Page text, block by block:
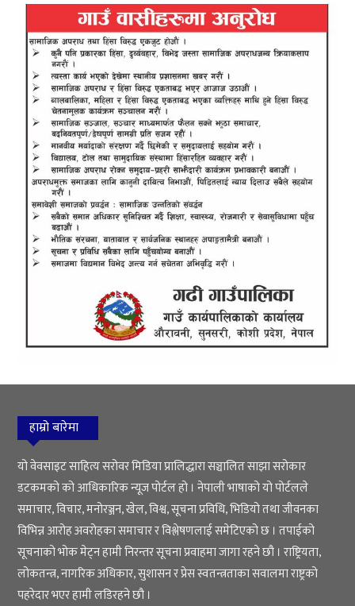
हाम्रो बारेमा
यो वेवसाइट साहित्य सरोवर मिडिया प्रालिद्धारा सञ्चालित साझा सरोकार
डटकमको को आधिकारिक न्यूज पोर्टल हो । नेपाली भाषाको यो पोर्टलले
समाचार, विचार, मनोरञ्जन, खेल, विश्व, सूचना प्रविधि, भिडियो तथा जीवनका
विभिन्न आरोह अवरोहका समाचार र विश्लेषणलाई समेटिएको छ । तपाईको
सूचनाको भोक मेट्न हामी निरन्तर सूचना प्रवाहमा जागा रहने छौ । राष्ट्रियता,
लोकतन्त्र, नागरिक अधिकार, सुशासन र प्रेस स्वतन्त्रताका सवालमा राष्ट्रको
पहरेदार भएर हामी लडिरहने छौ ।